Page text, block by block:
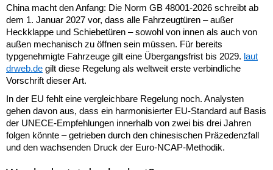
China macht den Anfang: Die Norm GB 48001-2026 schreibt ab
dem 1. Januar 2027 vor, dass alle Fahrzeugtüren – außer
Heckklappe und Schiebetüren – sowohl von innen als auch von
außen mechanisch zu öffnen sein müssen. Für bereits
typgenehmigte Fahrzeuge gilt eine Übergangsfrist bis 2029. laut
drweb.de gilt diese Regelung als weltweit erste verbindliche
Vorschrift dieser Art.
In der EU fehlt eine vergleichbare Regelung noch. Analysten
gehen davon aus, dass ein harmonisierter EU-Standard auf Basis
der UNECE-Empfehlungen innerhalb von zwei bis drei Jahren
folgen könnte – getrieben durch den chinesischen Präzedenzfall
und den wachsenden Druck der Euro-NCAP-Methodik.